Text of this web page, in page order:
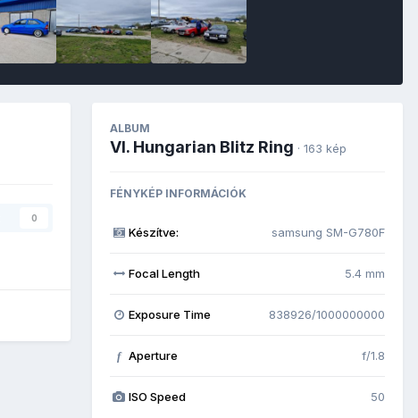
0
ALBUM
VI. Hungarian Blitz Ring · 163 kép
FÉNYKÉP INFORMÁCIÓK
Készítve: samsung SM-G780F
Focal Length 5.4 mm
Exposure Time 838926/1000000000
f Aperture f/1.8
ISO Speed 50